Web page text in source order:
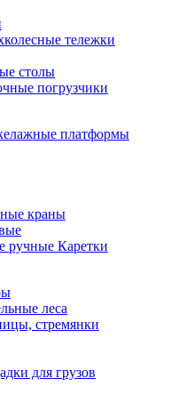
тележки
столы
погрузчики
платформы
краны
Каретки
леса
стремянки
для грузов